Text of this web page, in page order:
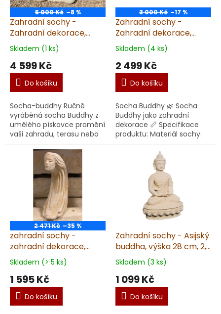
ůo
d
5 000 Kč –8 %
Zahradní sochy -
Zahradní dekorace,
socha Buddhy, Buddha,
výška 61 cm, 30 kg,
pískovec
Skladem (1 ks)
4 599 Kč
Do košíku
Socha-buddhy Ručně
vyráběná socha Buddhy z
umělého pískovce promění
vaši zahradu, terasu nebo
interiér v oázu klidu a
harmonie. Díky tradiční
ruční výrobě v ČR se mů...
3 000 Kč –17 %
Zahradní sochy -
Zahradní dekorace,
Buddha, výška 41 cm, 14
kg, pískovec
Skladem (4 ks)
2 499 Kč
Do košíku
Socha Buddhy 🌿 Socha
Buddhy jako zahradní
dekorace 📏 Specifikace
produktu: Materiál sochy:
Umělý pískovec Rozměry
sochy: Hloubka 22 cm, šířka
33 cm, váha 14 kg Ru...
2 471 Kč –35 %
zahradní sochy -
zahradní dekorace,
Moderní hlava - vlasy
7,7kg J
Skladem (> 5 ks)
1 595 Kč
Do košíku
Zahradní sochy - Asijský
buddha, výška 28 cm, 2,5
kg
Skladem (3 ks)
1 099 Kč
Do košíku